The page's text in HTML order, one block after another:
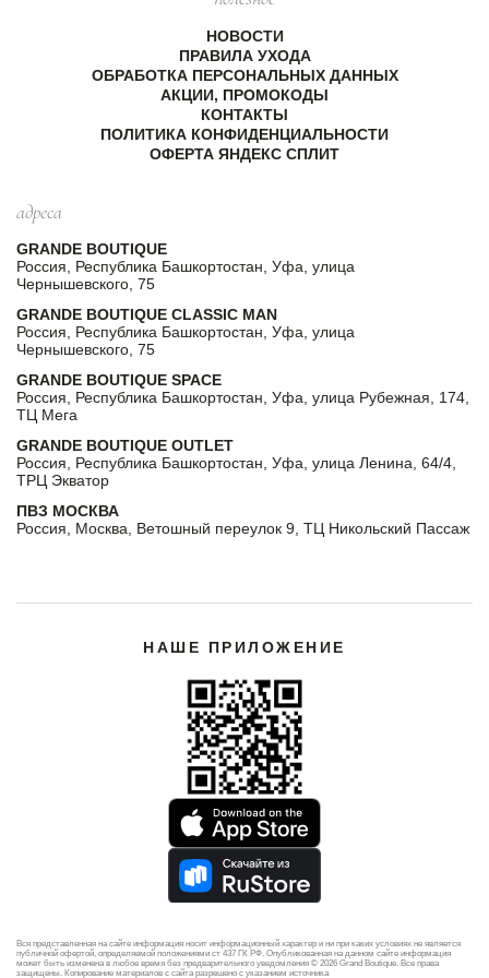
Бренд Emporio Armani использует самые качественные
· натуральные волокна – лучшие шерсть, шелк и
· инновационные синтетические смеси – для идеальной
посадки и комфорта в носке.
Компания также придерживается экологических
стандартов: часть коллекций создается с
использованием переработанных материалов.
GRANDE BOUTIQUE
Решая купить Emporio Armani в нашем интернет-бутике,
вы получаете:
· подлинные изделия;
предпочтений;
· удобную доставку по всей России;
· доступ к акциям и сезонным распродажам;
· гибкие условия возврата и обмена.
Emporio Armani – это воплощение итальянской
элегантности, уверенности и безупречного вкуса. В
каталоге Grande Boutique есть все для создания
стильных образов – от костюмов до вечерних платьев.
Не откладывайте обновление гардероба: оформите
НОВОСТИ
ПРАВИЛА УХОДА
ОБРАБОТКА ПЕРСОНАЛЬНЫХ ДАННЫХ
АКЦИИ, ПРОМОКОДЫ
КОНТАКТЫ
ПОЛИТИКА КОНФИДЕНЦИАЛЬНОСТИ
ОФЕРТА ЯНДЕКС СПЛИТ
адреса
GRANDE BOUTIQUE
Россия, Республика Башкортостан, Уфа, улица
Чернышевского, 75
GRANDE BOUTIQUE CLASSIC MAN
Россия, Республика Башкортостан, Уфа, улица
Чернышевского, 75
GRANDE BOUTIQUE SPACE
Россия, Республика Башкортостан, Уфа, улица Рубежная, 174,
ТЦ Мега
GRANDE BOUTIQUE OUTLET
Россия, Республика Башкортостан, Уфа, улица Ленина, 64/4,
ТРЦ Экватор
ПВЗ МОСКВА
Россия, Москва, Ветошный переулок 9, ТЦ Никольский Пассаж
НАШЕ ПРИЛОЖЕНИЕ
Вся представленная на сайте информация носит информационный характер и ни при каких условиях не является
публичной офертой, определяемой положениями ст 437 ГК РФ. Опубликованная на данном сайте информация
может быть изменена в любое время без предварительного уведомления © 2026 Grand Boutique. Все права
защищены. Копирование материалов с сайта разрешено с указанием источника